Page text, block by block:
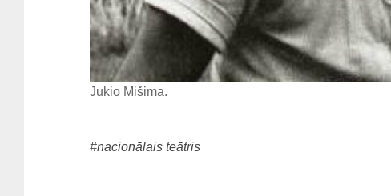
Jukio Mišima.
#nacionālais teātris